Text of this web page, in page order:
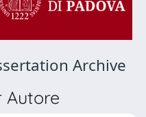
Archive
Autore